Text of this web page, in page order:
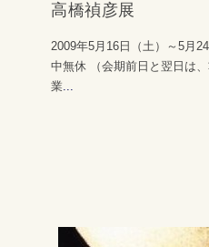
高橋禎彦展
2009年5月16日（土）～5月
中無休 （会期前日と翌日は
業...